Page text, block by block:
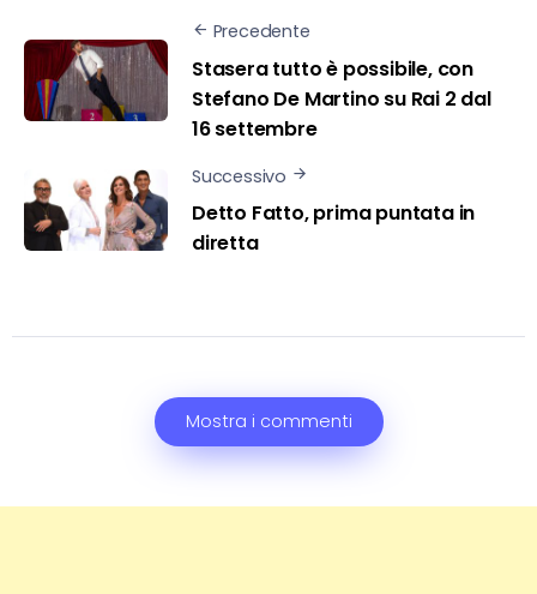
Precedente
Stasera tutto è possibile, con
Stefano De Martino su Rai 2 dal
16 settembre
Successivo
Detto Fatto, prima puntata in
diretta
Mostra i commenti